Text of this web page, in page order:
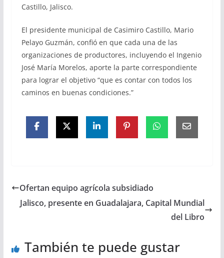
Castillo, Jalisco.
El presidente municipal de Casimiro Castillo, Mario
Pelayo Guzmán, confió en que cada una de las
organizaciones de productores, incluyendo el Ingenio
José María Morelos, aporte la parte correspondiente
para lograr el objetivo “que es contar con todos los
caminos en buenas condiciones.”
Ofertan equipo agrícola subsidiado
Jalisco, presente en Guadalajara, Capital Mundial
del Libro
También te puede gustar